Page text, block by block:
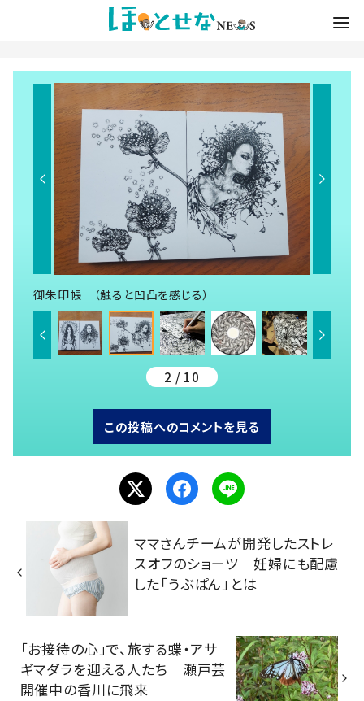
御朱印帳 （触ると凹凸を感じる）
2 / 10
この投稿へのコメントを見る
ママさんチームが開発したストレ
スオフのショーツ 妊婦にも配慮
した「うぶぱん」とは
「お接待の心」で、旅する蝶・アサ
ギマダラを迎える人たち 瀬戸芸
開催中の香川に飛来